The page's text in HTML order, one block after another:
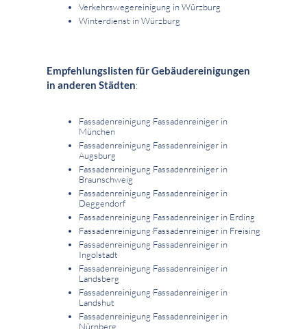
Verkehrswegereinigung in Würzburg
Winterdienst in Würzburg
Empfehlungslisten für Gebäudereinigungen
in anderen Städten:
Fassadenreinigung Fassadenreiniger in
München
Fassadenreinigung Fassadenreiniger in
Augsburg
Fassadenreinigung Fassadenreiniger in
Braunschweig
Fassadenreinigung Fassadenreiniger in
Deggendorf
Fassadenreinigung Fassadenreiniger in Erding
Fassadenreinigung Fassadenreiniger in Freising
Fassadenreinigung Fassadenreiniger in
Ingolstadt
Fassadenreinigung Fassadenreiniger in
Landsberg
Fassadenreinigung Fassadenreiniger in
Landshut
Fassadenreinigung Fassadenreiniger in
Nürnberg